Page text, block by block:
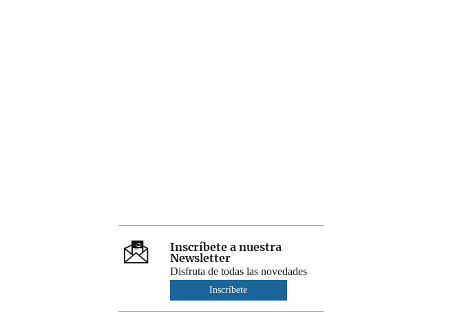
Inscríbete a nuestra
Newsletter
Disfruta de todas las novedades
Inscríbete